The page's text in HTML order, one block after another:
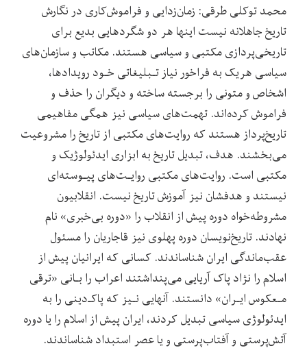
محمد توکلی طرقی: زمان‌زدایی و فراموش‌کاری‌ در نگارش‌
تاریخ جاهلانه نیست اینها هر دو شگردهایی بدیع برای
تاریخی‌پردازی مکتبی و سیاسی هستند. مکاتب و سازمان‌های‌
سیاسی هریک به فراخور نیاز تـبلیغاتی خـود رویدادها،
اشخاص و متونی را‌ برجسته‌ ساخته‌ و دیگران را حذف و
فراموش کرده‌اند. تهمت‌های سیاسی نیز همگی مفاهیمی
تاریخ‌پرداز هستند که روایت‌های مکتبی از ‌‌تاریخ‌ را مشروعیت
می‌بخشند. هدف، تبدیل تاریخ به ابزاری ایدئولوژیک و
مکتبی است. روایت‌های مکتبی روایـت‌های‌ پیـوسته‌ای‌
نیستند‌ و هدفشان نیز آموزش تاریخ نیست. انقلابیون
مشروطه‌خواه دوره پیش از انقلاب را «دوره بی‌خبری» نام‌
نهادند. تاریخ‌نویسان دوره پهلوی نیز قاجاریان را مسئول
عقب‌ماندگی ایران شناساندند. کسانی که ایرانیان پیش‌ از
اسلام را نژاد‌ پاک‌ آریایی می‌پنداشتند اعراب را بـانی «ترقی
مـعکوس ایـران» دانستند. آنهایی نـیز که پاکـ‌دینی را به
ایدئولوژی سیاسی تبدیل کردند، ایران پیش از اسلام را یا دوره
آتش‌پرستی و آفتاب‌پرستی و یا‌ عصر استبداد شناساندند.